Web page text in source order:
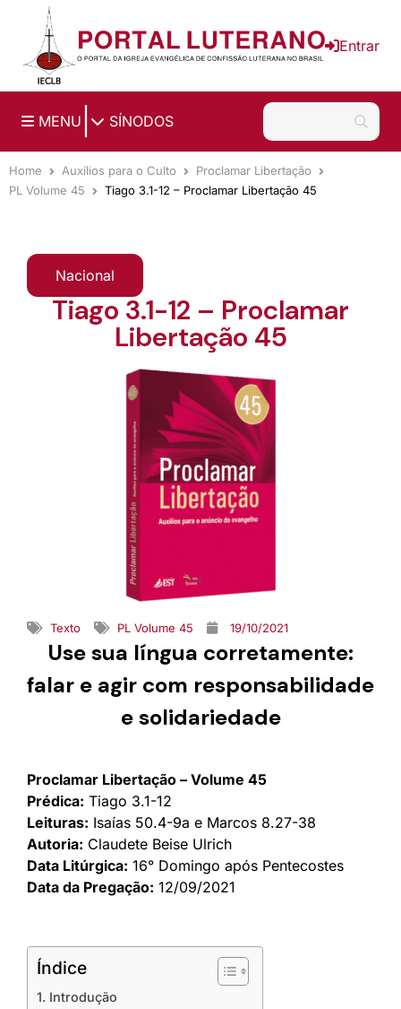
Ir para o conteúdo principal
Entrar
MENU SÍNODOS
Home Auxílios para o Culto
Proclamar Libertação
PL Volume 45
Tiago 3.1-12 – Proclamar Libertação 45
Nacional
Tiago 3.1-12 – Proclamar
Libertação 45
Texto PL Volume 45 19/10/2021
Use sua língua corretamente:
falar e agir com responsabilidade
e solidariedade
Proclamar Libertação – Volume 45
Prédica: Tiago 3.1-12
Leituras: Isaías 50.4-9a e Marcos 8.27-38
Autoria: Claudete Beise Ulrich
Data Litúrgica: 16° Domingo após Pentecostes
Data da Pregação: 12/09/2021
Índice
1. Introdução